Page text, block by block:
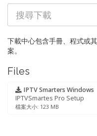
下載中心包含手冊、程式或
案。
Files
IPTV Smarters Windows
IPTVSmartes Pro Setup
檔案大小: 123 MB